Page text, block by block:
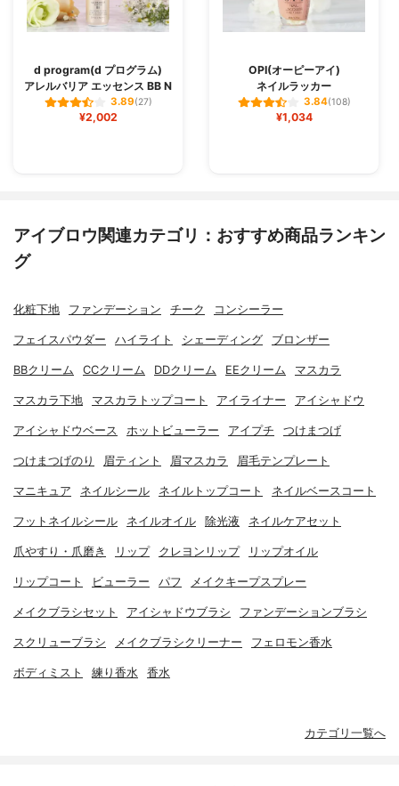
d program(d プログラム)
アレルバリア エッセンス BB N
3.89(27)
¥2,002
OPI(オーピーアイ)
ネイルラッカー
3.84(108)
¥1,034
アイブロウ関連カテゴリ：おすすめ商品ランキン
グ
化粧下地 ファンデーション チーク コンシーラー
フェイスパウダー ハイライト シェーディング ブロンザー
BBクリーム CCクリーム DDクリーム EEクリーム マスカラ
マスカラ下地 マスカラトップコート アイライナー アイシャドウ
アイシャドウベース ホットビューラー アイプチ つけまつげ
つけまつげのり 眉ティント 眉マスカラ 眉毛テンプレート
マニキュア ネイルシール ネイルトップコート ネイルベースコート
フットネイルシール ネイルオイル 除光液 ネイルケアセット
爪やすり・爪磨き リップ クレヨンリップ リップオイル
リップコート ビューラー パフ メイクキープスプレー
メイクブラシセット アイシャドウブラシ ファンデーションブラシ
スクリューブラシ メイクブラシクリーナー フェロモン香水
ボディミスト 練り香水 香水
カテゴリ一覧へ